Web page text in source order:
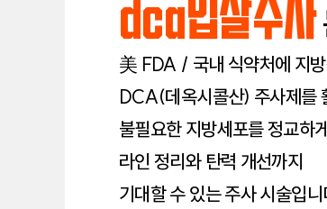
dca밉살주사
美 FDA / 국내 식약처에 지
DCA(데옥시콜산) 주사제를
불필요한 지방세포를 정교하
라인 정리와 탄력 개선까지
기대할 수 있는 주사 시술입니